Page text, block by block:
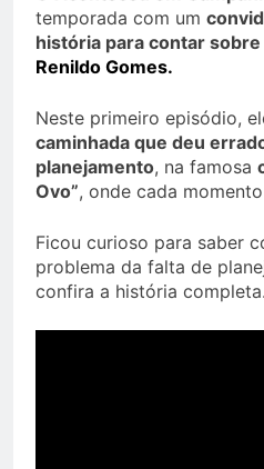
temporada com um
história para contar
Renildo Gomes.
Neste primeiro episódio,
caminhada que deu
planejamento, na famosa
Ovo”, onde cada
Ficou curioso para saber
problema da falta de
confira a história completa.